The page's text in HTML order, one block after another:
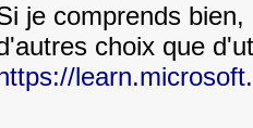
je comprends
choix que